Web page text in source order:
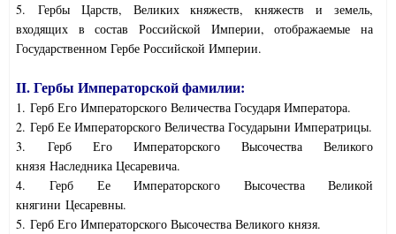
5. Гербы Царств, Великих княжеств, княжеств и земель,
входящих в состав Российской Империи, отображаемые на
Государственном Гербе Российской Империи.
II. Гербы Императорской фамилии:
1. Герб Его Императорского Величества Государя Императора.
2. Герб Ее Императорского Величества Государыни Императрицы.
3. Герб Его Императорского Высочества Великого
князя Наследника Цесаревича.
4. Герб Ее Императорского Высочества Великой
княгини Цесаревны.
5. Герб Его Императорского Высочества Великого князя.